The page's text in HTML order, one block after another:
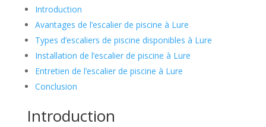
Introduction
Avantages de l’escalier de piscine à Lure
Types d’escaliers de piscine disponibles à Lure
Installation de l’escalier de piscine à Lure
Entretien de l’escalier de piscine à Lure
Conclusion
Introduction